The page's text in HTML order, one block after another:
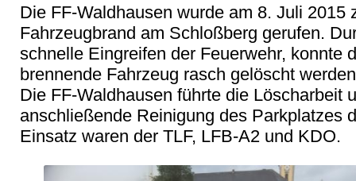
Die FF-Waldhausen wurde am 8. Juli 2015
Fahrzeugbrand am Schloßberg gerufen.
schnelle Eingreifen der Feuerwehr, konnte
brennende Fahrzeug rasch gelöscht
Die FF-Waldhausen führte die Löscharbeit
anschließende Reinigung des Parkplatzes